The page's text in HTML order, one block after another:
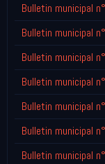
Bulletin municipal
Bulletin municipal
Bulletin municipal
Bulletin municipal
Bulletin municipal
Bulletin municipal
Bulletin municipal